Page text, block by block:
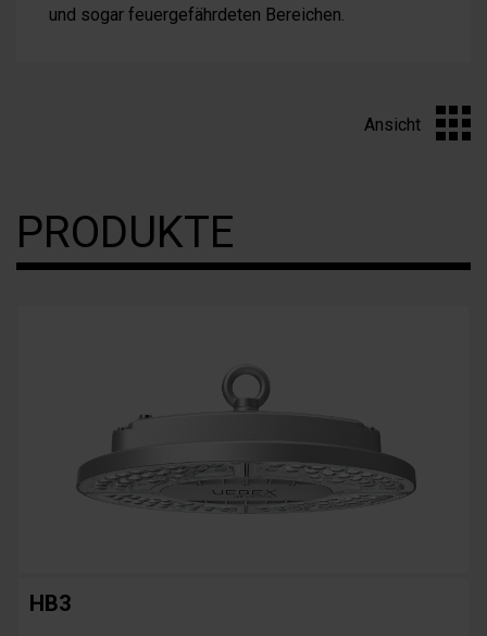
und sogar feuergefährdeten Bereichen.
Ansicht
PRODUKTE
HB3